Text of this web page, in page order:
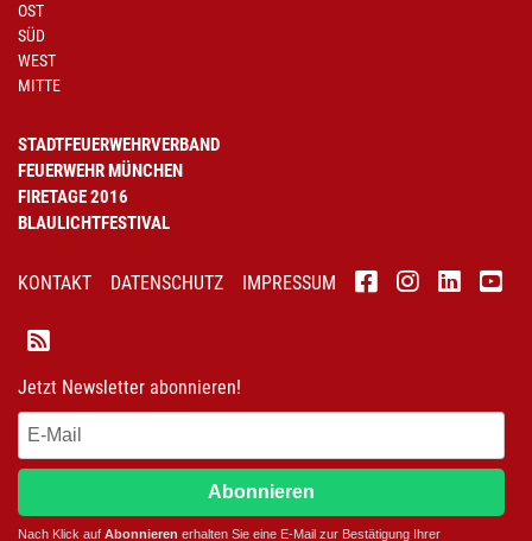
OST
SÜD
WEST
MITTE
STADTFEUERWEHRVERBAND
FEUERWEHR MÜNCHEN
FIRETAGE 2016
BLAULICHTFESTIVAL
KONTAKT DATENSCHUTZ IMPRESSUM
Jetzt Newsletter abonnieren!
Abonnieren
Nach Klick auf Abonnieren erhalten Sie eine E-Mail zur Bestätigung Ihrer